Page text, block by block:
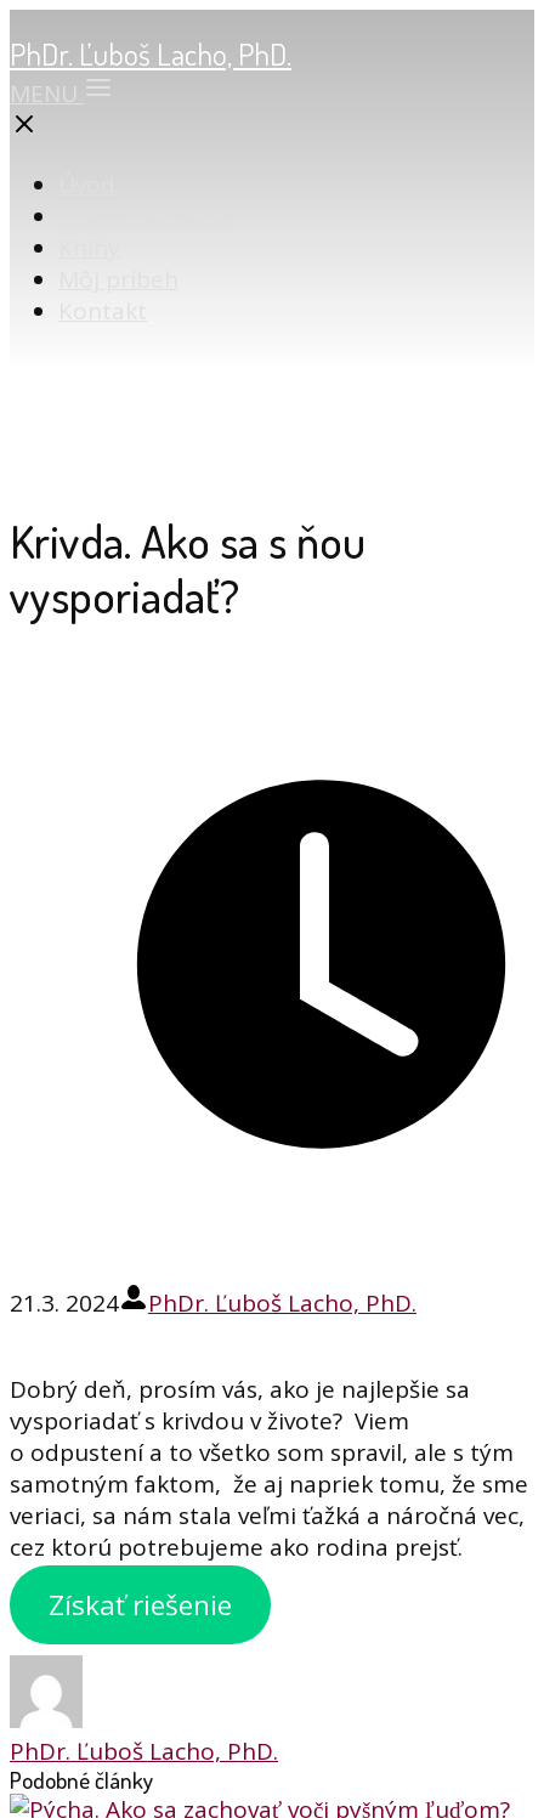
PhDr. Ľuboš Lacho, PhD.
MENU
Krivda. Ako sa s ňou
vysporiadať?
21.3. 2024 PhDr. Ľuboš Lacho, PhD.
Dobrý deň, prosím vás, ako je najlepšie sa
vysporiadať s krivdou v živote? Viem
o odpustení a to všetko som spravil, ale s tým
samotným faktom, že aj napriek tomu, že sme
veriaci, sa nám stala veľmi ťažká a náročná vec,
cez ktorú potrebujeme ako rodina prejsť.
Získať riešenie
PhDr. Ľuboš Lacho, PhD.
Podobné články